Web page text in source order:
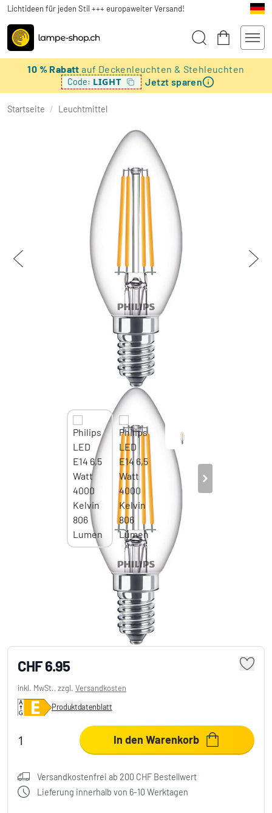
Lichtideen für jeden Stil +++ europaweiter Versand!
10 % Rabattauf Deckenleuchten & Stehleuchten
Code: LIGHT Jetzt sparen
Startseite / Leuchtmittel
Philips LED E14 6,5 Watt 4000 Kelvin 806
CHF 6.95
inkl. MwSt., zzgl. Versandkosten
Produktdatenblatt
In den Warenkorb
Versandkostenfrei ab 200 CHF Bestellwert
Lieferung innerhalb von 6-10 Werktagen